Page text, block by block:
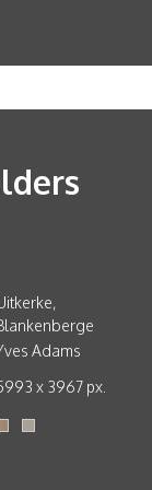
Adams
x 3967 px.